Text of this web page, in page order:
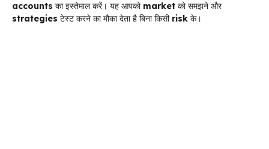
accounts का इस्तेमाल करें। यह आपको market को समझने और
strategies टेस्ट करने का मौका देता है बिना किसी risk के।